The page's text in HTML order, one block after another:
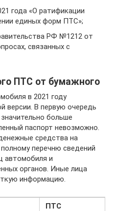
года «О ратификации
единых форм ПТС»;
РФ №1212 от
связанных с
ПТС от бумажного
в 2021 году
версии. В первую очередь
больше
паспорт невозможно.
средства на
перечню сведений
автомобиля и
органов. Иные лица
информацию.
ПТС